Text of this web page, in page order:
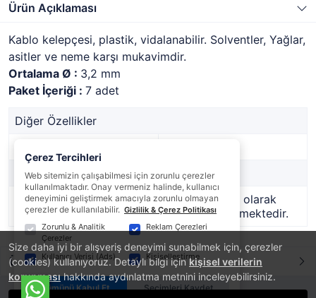
Size daha iyi bir alışveriş deneyimi sunabilmek için, çerezler
(cookies) kullanıyoruz. Detaylı bilgi içinkişisel verilerin
korunmasıhakkında aydınlatma metnini inceleyebilirsiniz.
Ürün Açıklaması
Kablo kelepçesi, plastik, vidalanabilir. Solventler, Yağlar,
asitler ve neme karşı mukavimdir.
Ortalama Ø : 3,2 mm
Paket İçeriği : 7 adet
Diğer Özellikler
Marka
-
Stok Durumu
Bu ürün geçici olarak
temin edilememektedir.
Ürün Yorumları
Çerez Tercihleri
Web sitemizin çalışabilmesi için zorunlu çerezler
kullanılmaktadır. Onay vermeniz halinde, kullanıcı
deneyimini geliştirmek amacıyla zorunlu olmayan
çerezler de kullanılabilir. Gizlilik & Çerez Politikası
Zorunlu & Analitik
Çerezler
Reklam Çerezleri
Kullanıcı Verisi (Ads) Kişiselleştirme
Tümünü Kabul Et Seçimleri Kaydet